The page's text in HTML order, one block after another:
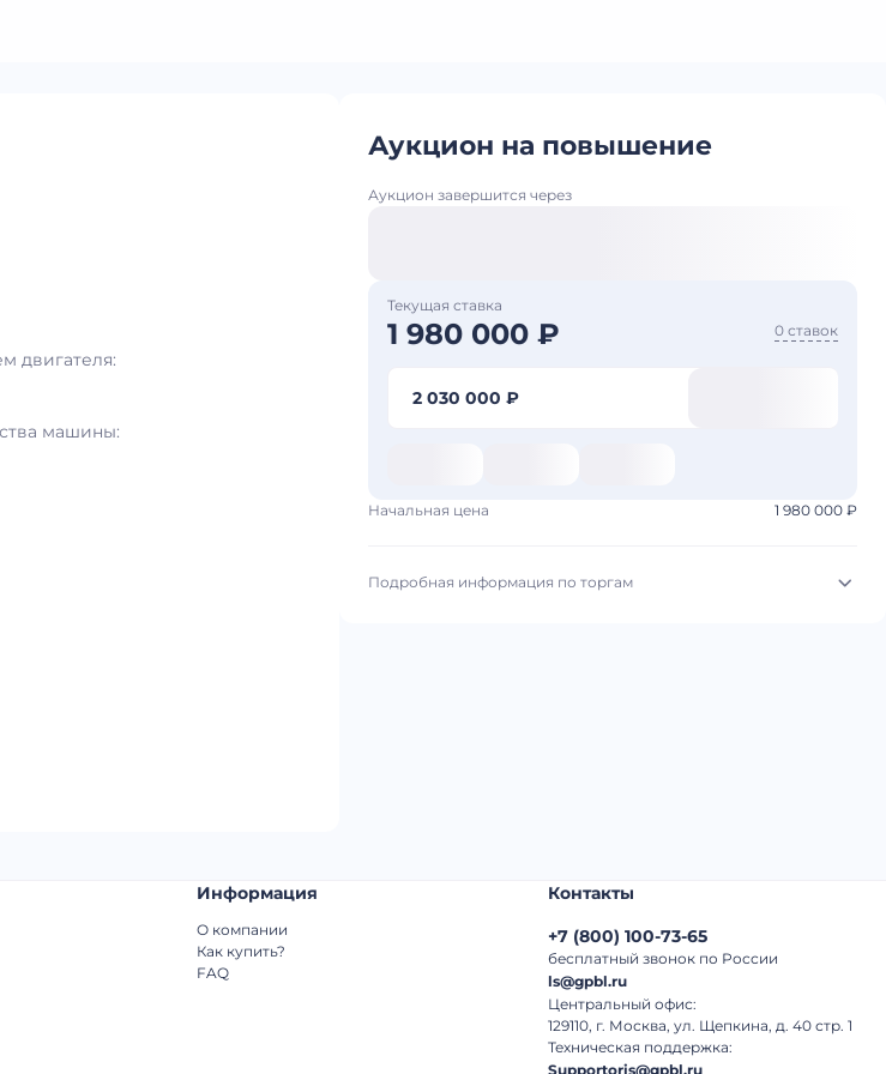
двигателя:
машины:
Аукцион на повышение
Аукцион завершится через
Текущая ставка
1 980 000 ₽ 0 ставок
2 030 000 ₽
Начальная цена 1 980 000 ₽
Подробная информация по торгам
-
Башкортостан Республика
Информация
О компании
Как купить?
FAQ
Контакты
+7 (800) 100-73-65
бесплатный звонок по России
ls@gpbl.ru
Центральный офис:
129110, г. Москва, ул. Щепкина, д. 40 стр. 1
Техническая поддержка:
Supportoris@gpbl.ru